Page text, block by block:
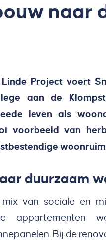
naar
Project voert
aan de
leven als
voorbeeld van
duurzaam
van sociale en
appartementen
Bij de